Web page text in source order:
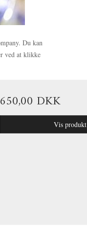
Du kan
ved at klikke
650,00 DKK
Vis produkt